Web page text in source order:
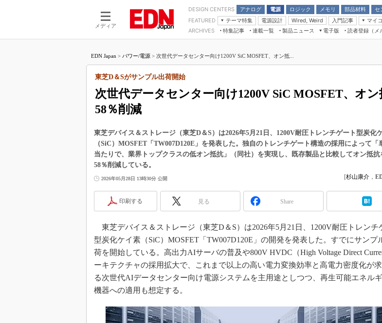
メディア
DESIGN CENTERS アナログ
電源
モーター
ロジック
LSI
メモリ
部品材料
受動部品
セ
FEATURED
テーマ特集
つながるクルマ
エレクトロニクス入門
5G（EE Times Japan）
製品解剖（EE Times Japan）
電源設計 Wired, Weird
入門記事
モーター入門
マイ
マイコン講座 計測機器
CEATEC
組込み/エッ
人とくるま展
ARCHIVES 特集記事
連載一覧
マイクロプロセッサ懐古録
中堅技術者に贈る電子部品“徹底”活
用講座
たった2つの式で始めるDC/DCコン
バーターの設計
Wired, Weird
マイコン講座
高速シリアル伝送技術講座
記録計／データロガーの基礎知識
アナログ設計のきほん／ADCとノイ
めざせ高効率！ モーター駆動入門講
座
Bluetooth mesh入門
「SPICEの仕組みとその活用設計」
最新記事一覧
計測器メーカーから見た5G
う変わる？
製品ニュース
電子版
電子ブックレット
読者登録（メ
EDN Japan > パワー/電源 > 次世代データセンター向け1200V SiC MOSFET、オン抵...
次世代データセンター向け1200V SiC MOSFET、オン
58％削減
東芝D＆Sがサンプル出荷開始
東芝デバイス＆ストレージ（東芝D＆S）は2026年5月21日、1200V耐圧トレンチゲート型炭化
（SiC）MOSFET「TW007D120E」を発表した。独自のトレンチゲート構造の採用によって「
当たりで、業界トップクラスの低オン抵抗」（同社）を実現し、既存製品と比較してオン抵抗
58％削減している。
2026年05月28日 13時30分 公開 [杉山康介 ，
印刷する 見る Share
東芝デバイス＆ストレージ（東芝D＆S）は2026年5月21日、1200V耐圧トレンチ
型炭化ケイ素（SiC）MOSFET「TW007D120E」の開発を発表した。すでにサンプ
荷を開始している。高出力AIサーバの普及や800V HVDC（High Voltage Direct
ーキテクチャの採用拡大で、これまで以上の高い電力変換効率と高電力密度化が
る次世代AIデータセンター向け電源システムを主用途としつつ、再生可能エネル
機器への適用も想定する。